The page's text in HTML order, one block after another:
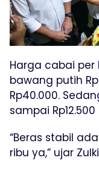
Harga cabai per
bawang putih
Rp40.000.
sampai
“Beras stabil
ribu ya,” ujar